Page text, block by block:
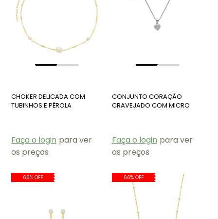
CHOKER DELICADA COM
TUBINHOS E PÉROLA
Faça o login para ver
os preços
CONJUNTO CORAÇÃO
CRAVEJADO COM MICRO
Faça o login para ver
os preços
66% OFF 66% OFF